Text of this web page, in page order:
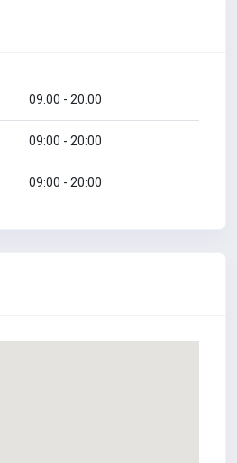
09:00 - 20:00
09:00 - 20:00
09:00 - 20:00